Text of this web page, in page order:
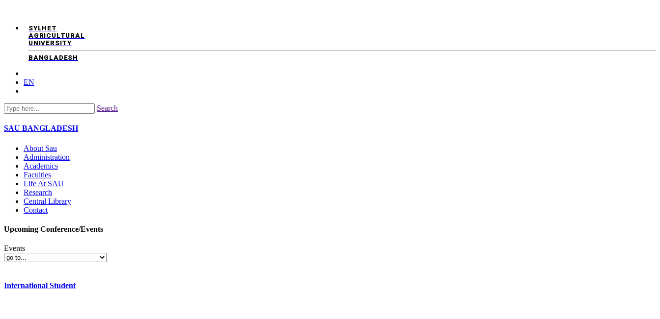
SYLHET
AGRICULTURAL
UNIVERSITY
BANGLADESH
EN
Search
SAU BANGLADESH
About Sau
Administration
Academics
Faculties
Life At SAU
Research
Central Library
Contact
Upcoming Conference/Events
Events
International Student